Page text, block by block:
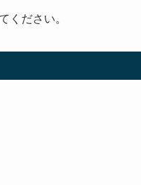
ください。